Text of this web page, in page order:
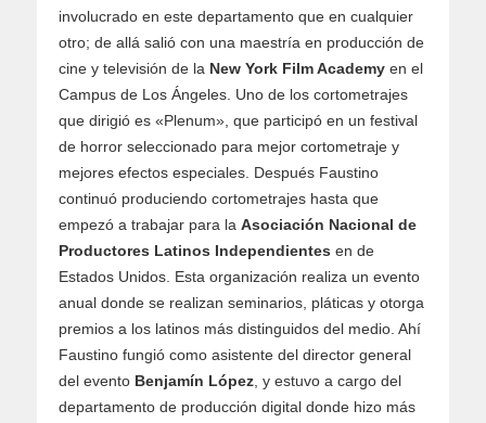
involucrado en este departamento que en cualquier
otro; de allá salió con una maestría en producción de
cine y televisión de la New York Film Academy en el
Campus de Los Ángeles. Uno de los cortometrajes
que dirigió es «Plenum», que participó en un festival
de horror seleccionado para mejor cortometraje y
mejores efectos especiales. Después Faustino
continuó produciendo cortometrajes hasta que
empezó a trabajar para la Asociación Nacional de
Productores Latinos Independientes en de
Estados Unidos. Esta organización realiza un evento
anual donde se realizan seminarios, pláticas y otorga
premios a los latinos más distinguidos del medio. Ahí
Faustino fungió como asistente del director general
del evento Benjamín López , y estuvo a cargo del
departamento de producción digital donde hizo más